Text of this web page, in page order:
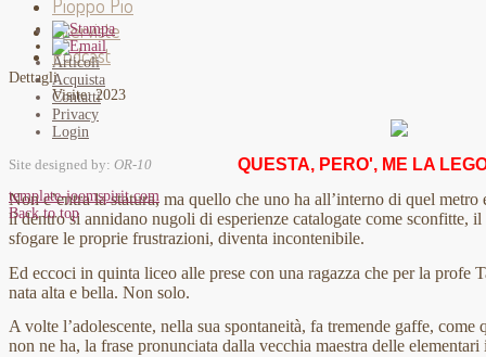
Pioppo Pio
Interviste
Podcast
Dettagli
Visite: 2023
QUESTA, PERO', ME LA
Non c’entra la statura, ma quello che uno ha all’interno di quel
lì dentro si annidano nugoli di esperienze catalogate come sconfitte,
sfogare le proprie frustrazioni, diventa incontenibile.
Ed eccoci in quinta liceo alle prese con una ragazza che per la profe
nata alta e bella. Non solo.
A volte l’adolescente, nella sua spontaneità, fa tremende gaffe,
non ne ha, la frase pronunciata dalla vecchia maestra delle
Articoli
Acquista
Contatti
Privacy
Login
Site designed by: OR-10
template-joomspirit.com
Back to top